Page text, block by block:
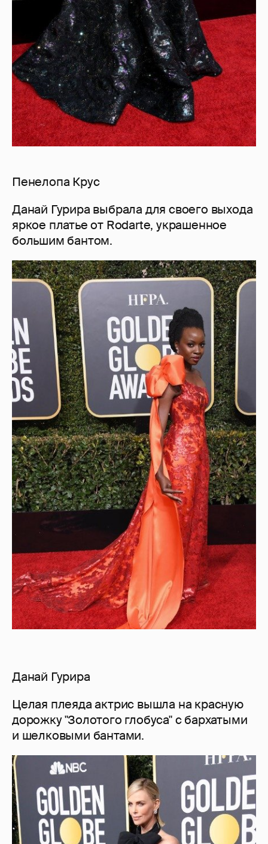
Пенелопа Крус
Данай Гурира выбрала для своего выхода
яркое платье от Rodarte, украшенное
большим бантом.
Данай Гурира
Целая плеяда актрис вышла на красную
дорожку "Золотого глобуса" с бархатыми
и шелковыми бантами.